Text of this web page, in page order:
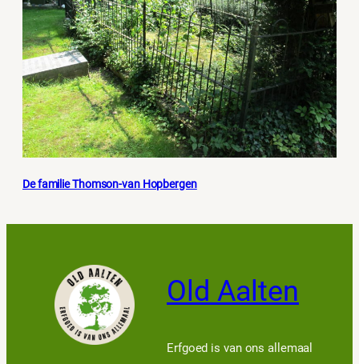
De familie Thomson-van Hopbergen
Old Aalten
Erfgoed is van ons allemaal